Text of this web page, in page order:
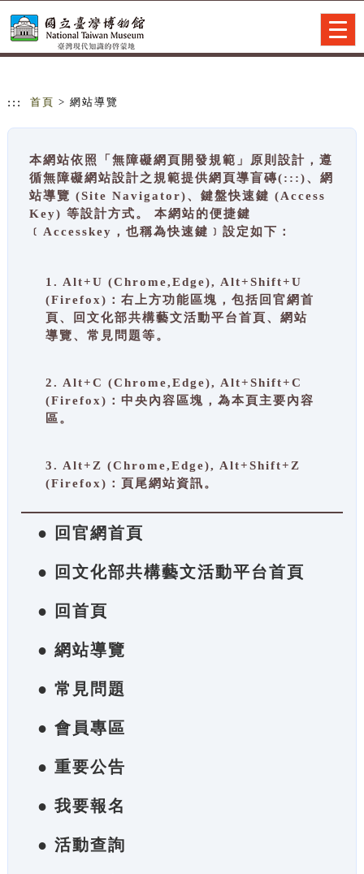
::: 首頁 > 網站導覽
本網站依照「無障礙網頁開發規範」原則設計，遵
循無障礙網站設計之規範提供網頁導盲磚(:::)、網
站導覽 (Site Navigator)、鍵盤快速鍵 (Access
Key) 等設計方式。 本網站的便捷鍵
﹝Accesskey，也稱為快速鍵﹞設定如下：
1. Alt+U (Chrome,Edge), Alt+Shift+U
(Firefox)：右上方功能區塊，包括回官網首
頁、回文化部共構藝文活動平台首頁、網站
導覽、常見問題等。
2. Alt+C (Chrome,Edge), Alt+Shift+C
(Firefox)：中央內容區塊，為本頁主要內容
區。
3. Alt+Z (Chrome,Edge), Alt+Shift+Z
(Firefox)：頁尾網站資訊。
● 回官網首頁
● 回文化部共構藝文活動平台首頁
● 回首頁
● 網站導覽
● 常見問題
● 會員專區
● 重要公告
● 我要報名
● 活動查詢